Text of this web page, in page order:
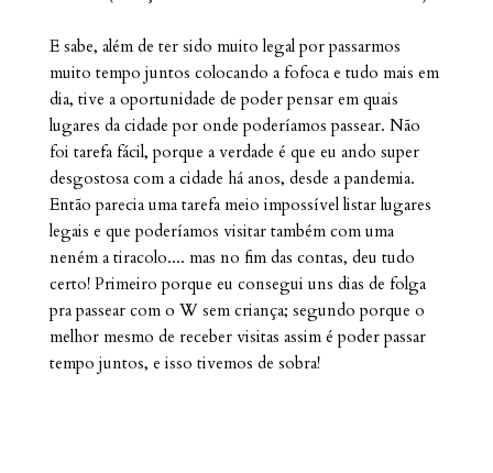
E sabe, além de ter sido muito legal por passarmos
muito tempo juntos colocando a fofoca e tudo mais em
dia, tive a oportunidade de poder pensar em quais
lugares da cidade por onde poderíamos passear. Não
foi tarefa fácil, porque a verdade é que eu ando super
desgostosa com a cidade há anos, desde a pandemia.
Então parecia uma tarefa meio impossível listar lugares
legais e que poderíamos visitar também com uma
neném a tiracolo.... mas no fim das contas, deu tudo
certo! Primeiro porque eu consegui uns dias de folga
pra passear com o W sem criança; segundo porque o
melhor mesmo de receber visitas assim é poder passar
tempo juntos, e isso tivemos de sobra!